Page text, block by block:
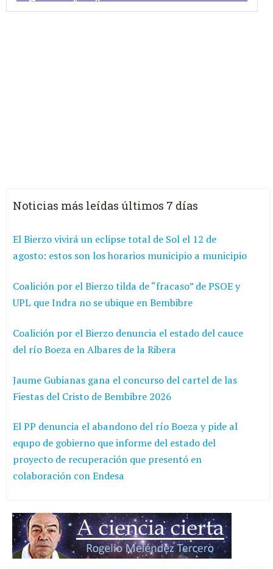
Noticias más leídas últimos 7 días
El Bierzo vivirá un eclipse total de Sol el 12 de
agosto: estos son los horarios municipio a municipio
Coalición por el Bierzo tilda de “fracaso” de PSOE y
UPL que Indra no se ubique en Bembibre
Coalición por el Bierzo denuncia el estado del cauce
del río Boeza en Albares de la Ribera
Jaume Gubianas gana el concurso del cartel de las
Fiestas del Cristo de Bembibre 2026
El PP denuncia el abandono del río Boeza y pide al
equpo de gobierno que informe del estado del
proyecto de recuperación que presentó en
colaboración con Endesa